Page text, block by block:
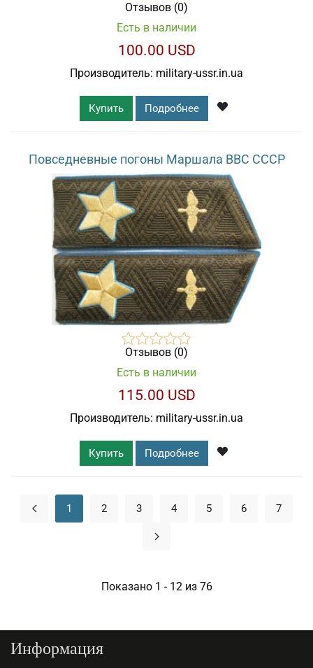
Отзывов (0)
Есть в наличии
100.00 USD
Производитель: military-ussr.in.ua
Купить Подробнее
Повседневные погоны Маршала ВВС СССР
Отзывов (0)
Есть в наличии
115.00 USD
Производитель: military-ussr.in.ua
Купить Подробнее
1 2 3 4 5 6 7
Показано 1 - 12 из 76
Информация